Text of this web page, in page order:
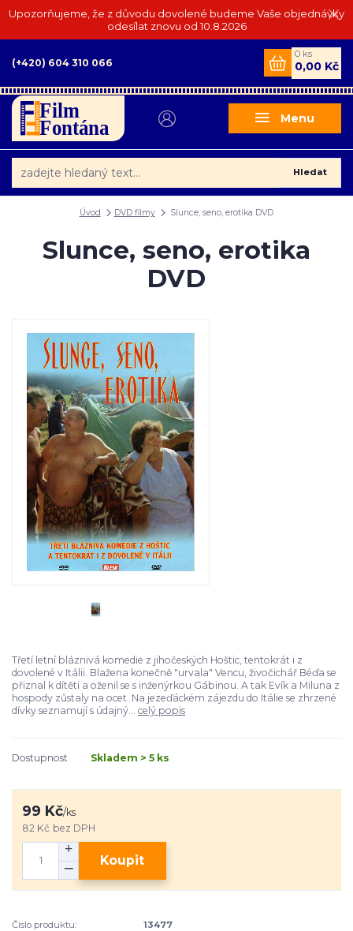
Upozorňujeme, že z důvodu dovolené budeme Vaše objednávky
odesílat znovu od 10.8.2026
Menu
Hledat
(+420) 604 310 066
0 ks
0,00 Kč
Úvod DVD filmy Slunce, seno, erotika DVD
Slunce, seno, erotika
DVD
Třetí letní bláznivá komedie z jihočeských Hoštic, tentokrát i z
dovolené v Itálii. Blažena konečně "urvala" Vencu, živočichář Béďa se
přiznal k dítěti a oženil se s inženýrkou Gábinou. A tak Evík a Miluna z
hospody zůstaly na ocet. Na jezeďáckém zájezdu do Itálie se zhrzené
dívky seznamují s údajný... celý popis
Dostupnost Skladem > 5 ks
99 Kč/ks
82 Kč bez DPH
Koupit
Číslo produktu:
13477